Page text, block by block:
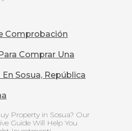
Comprobación
Comprar Una
Sosua, República
Property in Sosua? Our
Guide Will Help You